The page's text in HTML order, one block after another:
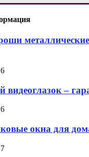
видеоглазок –
окна для